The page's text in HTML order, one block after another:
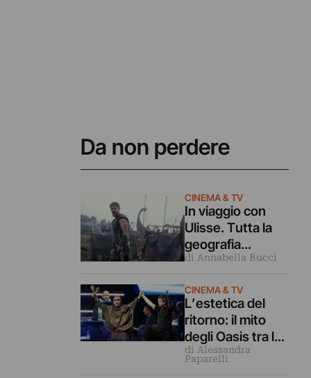
Da non perdere
CINEMA & TV
In viaggio con
Ulisse. Tutta la
geografia
dell’Odissea di
Nolan
di Annabella Bucci
CINEMA & TV
L’estetica del
ritorno: il mito
degli Oasis tra la
premiere di
di Alessandra
Paparelli